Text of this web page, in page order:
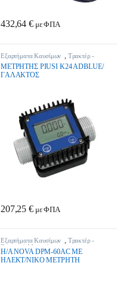
432,64€με ΦΠΑ
Εξαρτήματα Καυσίμων
Τρακτέρ -
Γεωργικά Μηχανήματα
METPHTHΣ PIUSI K24 ADBLUE/
ΓAΛAKTOΣ
207,25€με ΦΠΑ
Εξαρτήματα Καυσίμων , Τρακτέρ -
Γεωργικά Μηχανήματα
H/A NOVA DPM-60AC ME
HΛEKT/NIKO METPHTH